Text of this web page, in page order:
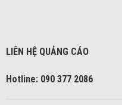
LIÊN HỆ QUẢNG CÁO
Hotline: 090 377 2086